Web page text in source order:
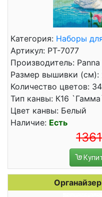
Категория: Наборы
Артикул: PT-7077
Производитель: Panna
Размер вышивки (см):
Количество цветов: 34
Тип канвы: К16
Цвет канвы: Белый
Наличие: Есть
1361